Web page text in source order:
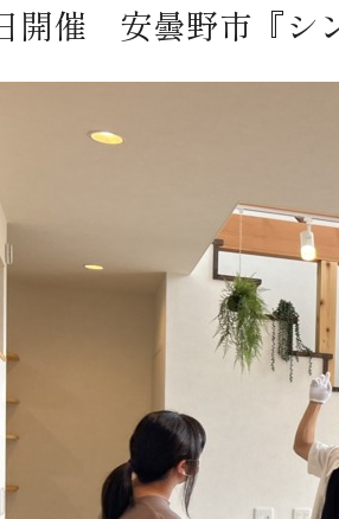
開催 安曇野市『シ